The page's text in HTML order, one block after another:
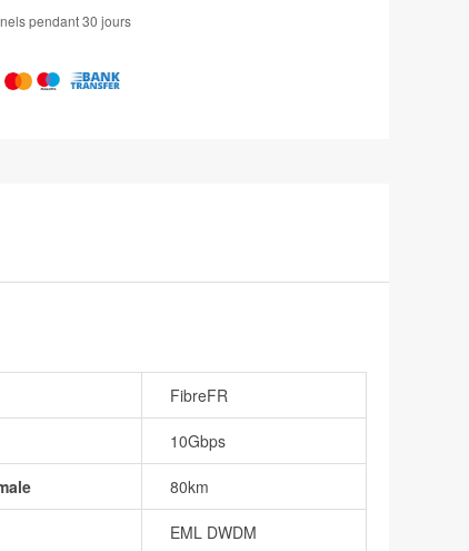
pendant 30 jours
FibreFR
10Gbps
80km
EML DWDM